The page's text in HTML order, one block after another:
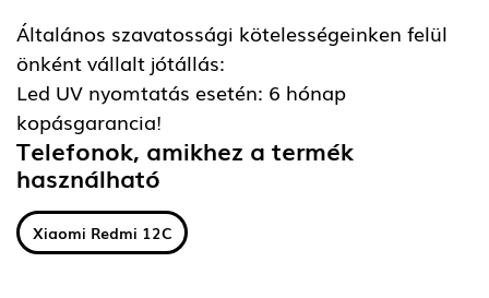
Általános szavatossági kötelességeinken felül
önként vállalt jótállás:
Led UV nyomtatás esetén: 6 hónap
kopásgarancia!
Telefonok, amikhez a termék
használható
Xiaomi Redmi 12C